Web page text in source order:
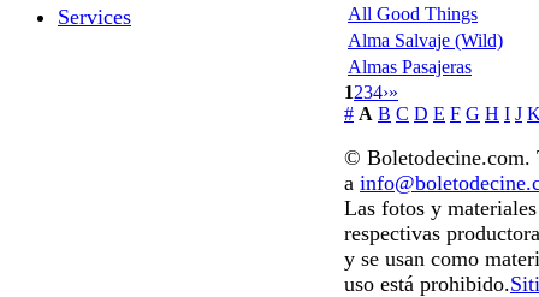
Services
All Good Things
Alma Salvaje (Wild)
Almas Pasajeras
1234›»
# A B C D E F G H I J
© Boletodecine.com.
a
Las fotos y
respectivas
y se usan como
uso está prohibido.